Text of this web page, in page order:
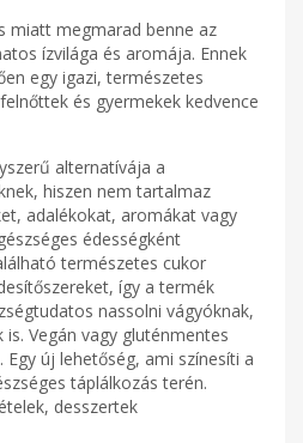
miatt megmarad benne az
ízvilága és aromája. Ennek
egy igazi, természetes
és gyermekek kedvence
alternatívája a
hiszen nem tartalmaz
adalékokat, aromákat vagy
édességként
természetes cukor
így a termék
nassolni vágyóknak,
Vegán vagy gluténmentes
új lehetőség, ami színesíti a
táplálkozás terén.
desszertek